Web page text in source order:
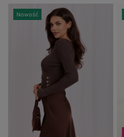
Nowość